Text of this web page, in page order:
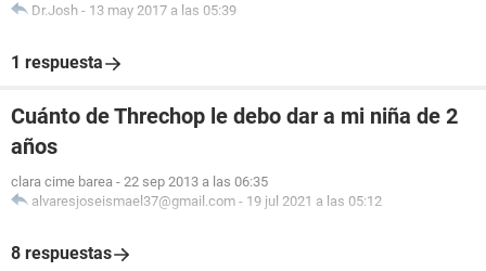
Dr.Josh - 13 may 2017 a las 05:39
1 respuesta
Cuánto de Threchop le debo dar a mi niña de 2
años
clara cime barea - 22 sep 2013 a las 06:35
alvaresjoseismael37@gmail.com - 19 jul 2021 a las 05:12
8 respuestas